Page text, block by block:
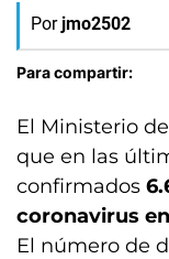
Por jmo2502
Para compartir:
El Ministerio
que en las
confirmados
coronavirus
El número de